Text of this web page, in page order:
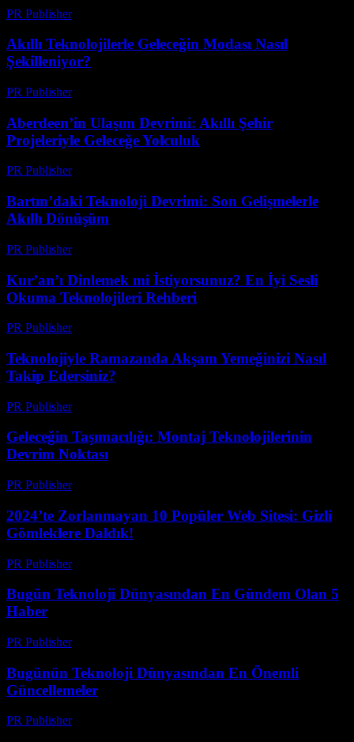
PR Publisher-
Akıllı Teknolojilerle Geleceğin Modası Nasıl
Şekilleniyor?
PR Publisher-
Aberdeen’in Ulaşım Devrimi: Akıllı Şehir
Projeleriyle Geleceğe Yolculuk
PR Publisher-
Bartın’daki Teknoloji Devrimi: Son Gelişmelerle
Akıllı Dönüşüm
PR Publisher-
Kur’an’ı Dinlemek mi İstiyorsunuz? En İyi Sesli
Okuma Teknolojileri Rehberi
PR Publisher-
Teknolojiyle Ramazanda Akşam Yemeğinizi Nasıl
Takip Edersiniz?
PR Publisher-
Geleceğin Taşımacılığı: Montaj Teknolojilerinin
Devrim Noktası
PR Publisher-
2024’te Zorlanmayan 10 Popüler Web Sitesi: Gizli
Gömleklere Daldık!
PR Publisher-
Bugün Teknoloji Dünyasından En Gündem Olan 5
Haber
PR Publisher-
Bugünün Teknoloji Dünyasından En Önemli
Güncellemeler
PR Publisher-